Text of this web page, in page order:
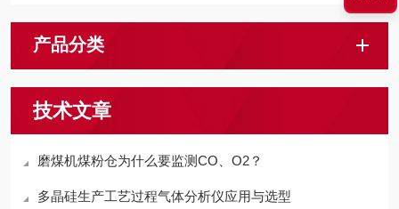
产品分类
技术文章
磨煤机煤粉仓为什么要监测CO、O2？
多晶硅生产工艺过程气体分析仪应用与选型